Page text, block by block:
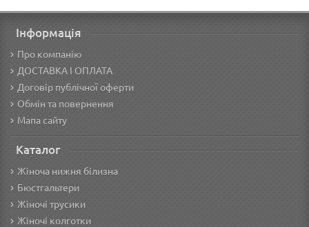
Інформація
Про компанію
ДОСТАВКА І ОПЛАТА
Договір публічної оферти
Обмін та повернення
Мапа сайту
Каталог
Жіноча нижня білизна
Бюстгальтери
Жіночі трусики
Жіночі колготки